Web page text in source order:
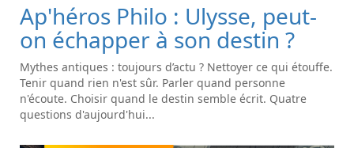
Ap'héros Philo : Ulysse, peut-
on échapper à son destin ?
Mythes antiques : toujours d’actu ? Nettoyer ce qui étouffe.
Tenir quand rien n'est sûr. Parler quand personne
n'écoute. Choisir quand le destin semble écrit. Quatre
questions d'aujourd'hui...